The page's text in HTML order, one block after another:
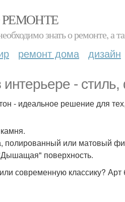
РЕМОНТЕ
знать о ремонте,
ремонт дома дизайн
- стиль,
- идеальное решение для
полированный или матовый
поверхность.
современную классику?